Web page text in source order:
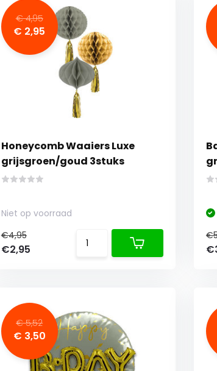
€ 4,95
€ 2,95
Honeycomb Waaiers Luxe
grijsgroen/goud 3stuks
Niet op voorraad
€4,95
€2,95
€ 5,52
€ 3,50